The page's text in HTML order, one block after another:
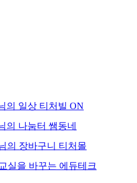
의 일상 티처빌 ON
의 나눔터 쌤동네
의 장바구니 티처몰
실을 바꾸는 에듀테크